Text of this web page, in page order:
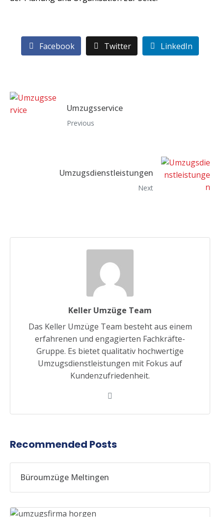
Facebook Twitter LinkedIn
Umzugsservice
Previous
Umzugsdienstleistungen
Next
Keller Umzüge Team
Das Keller Umzüge Team besteht aus einem
erfahrenen und engagierten Fachkräfte-
Gruppe. Es bietet qualitativ hochwertige
Umzugsdienstleistungen mit Fokus auf
Kundenzufriedenheit.
Recommended Posts
Büroumzüge Meltingen